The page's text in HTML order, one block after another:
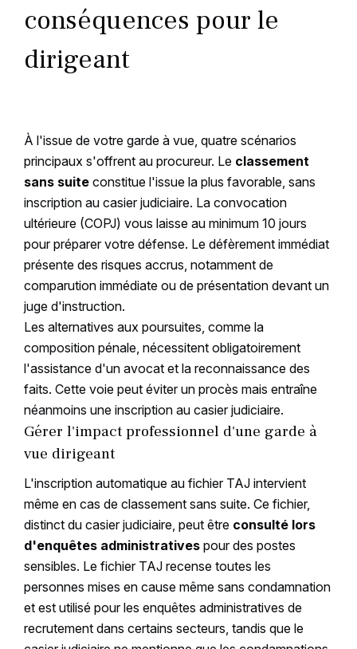
conséquences pour le
dirigeant
À l'issue de votre garde à vue, quatre scénarios
principaux s'offrent au procureur. Le classement
sans suiteconstitue l'issue la plus favorable, sans
inscription au casier judiciaire. La convocation
ultérieure (COPJ) vous laisse au minimum 10 jours
pour préparer votre défense. Le défèrement immédiat
présente des risques accrus, notamment de
comparution immédiate ou de présentation devant un
juge d'instruction.
Les alternatives aux poursuites, comme la
composition pénale, nécessitent obligatoirement
l'assistance d'un avocat et la reconnaissance des
faits. Cette voie peut éviter un procès mais entraîne
néanmoins une inscription au casier judiciaire.
Gérer l'impact professionnel d'une garde à
vue dirigeant
L'inscription automatique au fichier TAJ intervient
même en cas de classement sans suite. Ce fichier,
distinct du casier judiciaire, peut être consulté lors
d'enquêtes administrativespour des postes
sensibles. Le fichier TAJ recense toutes les
personnes mises en cause même sans condamnation
et est utilisé pour les enquêtes administratives de
recrutement dans certains secteurs, tandis que le